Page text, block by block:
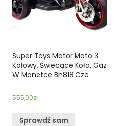
Super Toys Motor Moto 3
Kołowy, Świecące Koła, Gaz
W Manetce Bh818 Cze
555,00zł
Sprawdź sam